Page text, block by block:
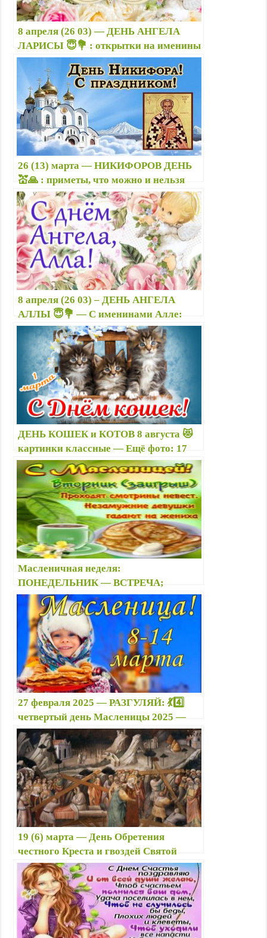
8 апреля (26 03) — ДЕНЬ АНГЕЛА
ЛАРИСЫ 😇💐 : открытки на именины
— Поздравления в стихах прикольные
для Ларисы
26 (13) марта — НИКИФОРОВ ДЕНЬ
💒🙏 : приметы, что можно и нельзя
делать, именины
8 апреля (26 03) – ДЕНЬ АНГЕЛА
АЛЛЫ 😇💐 — С именинами Алле:
красивые открытки с надписями,
картинки с поздравлениями
ДЕНЬ КОШЕК и КОТОВ 8 августа 😻
картинки классные — Ещё фото: 17
февраля День котов, 22 февраля День
котят, 1 марта День кошек
Масленичная неделя:
ПОНЕДЕЛЬНИК — ВСТРЕЧА;
ВТОРНИК — ЗАИГРЫШИ — 🥞
Первый и второй день Масленицы:
поздравления и картинки
27 февраля 2025 — РАЗГУЛЯЙ: 💃4️⃣
четвертый день Масленицы 2025 —
Как празднуется день Масленицы в
четверг, история, традиции
19 (6) марта — День Обретения
честного Креста и гвоздей Святой
Еленой ✝️ : приметы, что можно и
нельзя делать, именины